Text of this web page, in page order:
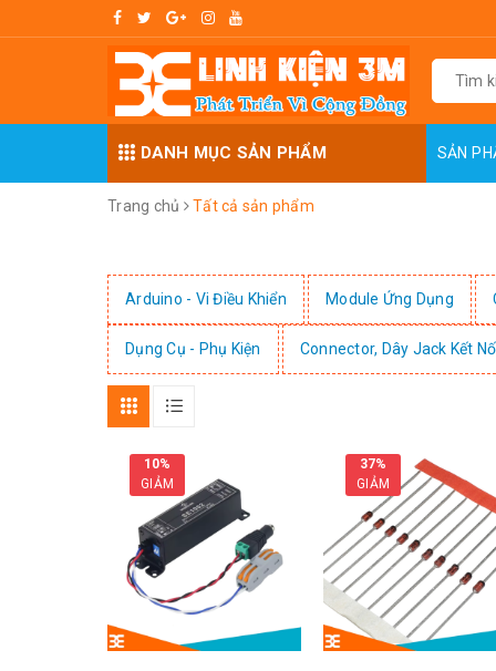
DANH MỤC SẢN PHẨM SẢN
Trang chủ Tất cả sản phẩm
Arduino - Vi Điều Khiển Module Ứng Dụng
Dụng Cụ - Phụ Kiện Connector, Dây Jack Kết
10%
GIẢM
37%
GIẢM